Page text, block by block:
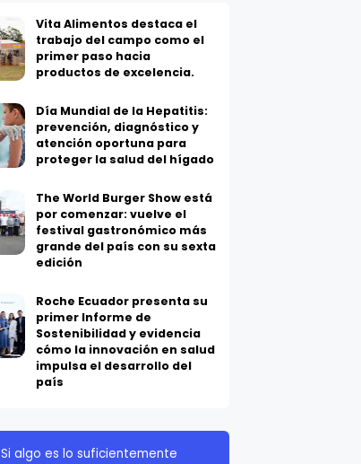
Vita Alimentos destaca el
trabajo del campo como el
primer paso hacia
productos de excelencia.
Día Mundial de la Hepatitis:
prevención, diagnóstico y
atención oportuna para
proteger la salud del hígado
The World Burger Show está
por comenzar: vuelve el
festival gastronómico más
grande del país con su sexta
edición
Roche Ecuador presenta su
primer Informe de
Sostenibilidad y evidencia
cómo la innovación en salud
impulsa el desarrollo del
país
Si algo es lo suficientemente